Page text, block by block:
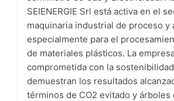
SEIENERGIE Srl está activa en el
maquinaria industrial de proceso y
especialmente para el
de materiales plásticos. La
comprometida con la
demuestran los resultados
términos de CO2 evitado y árboles